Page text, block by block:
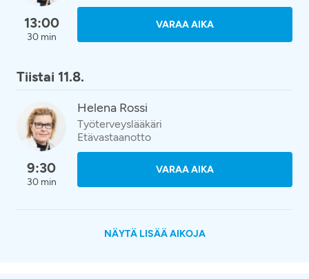
13:00
30 min
VARAA AIKA
Tiistai 11.8.
9:30
30 min
Helena Rossi
Työterveyslääkäri
Etävastaanotto
VARAA AIKA
NÄYTÄ LISÄÄ AIKOJA